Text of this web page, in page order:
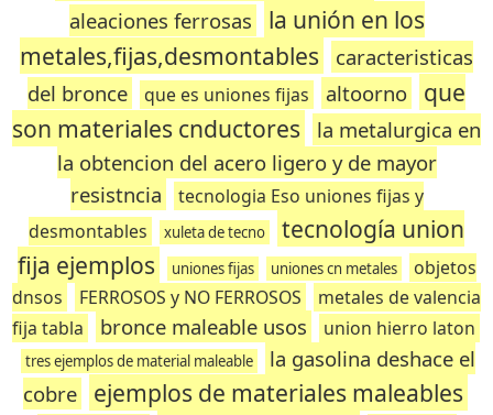
aleaciones ferrosas
la unión en los
metales,fijas,desmontables
caracteristicas
del bronce
que es uniones fijas altoorno
que
son materiales cnductores
la metalurgica en
la obtencion del acero ligero y de mayor
resistncia
tecnologia Eso uniones fijas y
desmontables
xuleta de tecno
tecnología union
fija ejemplos
uniones fijas uniones cn metales
objetos
dnsos
FERROSOS y NO FERROSOS
metales de valencia
fija tabla
bronce maleable usos union hierro laton
tres ejemplos de material maleable
la gasolina deshace el
cobre
ejemplos de materiales maleables